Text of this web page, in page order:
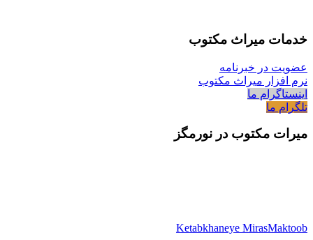
خدمات میراث مکتوب
عضویت در خبرنامه
نرم افزار میراث مکتوب
اینستاگرام ما
تلگرام ما
میرات مکتوب در نورمگز
Ketabkhaneye MirasMaktoob